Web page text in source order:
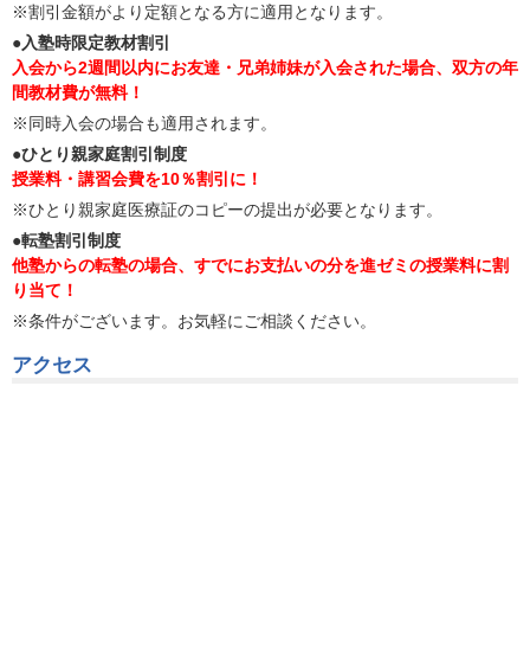
※割引金額がより定額となる方に適用となります。
●入塾時限定教材割引
入会から2週間以内にお友達・兄弟姉妹が入会された場合、双方の年
間教材費が無料！
※同時入会の場合も適用されます。
●ひとり親家庭割引制度
授業料・講習会費を10％割引に！
※ひとり親家庭医療証のコピーの提出が必要となります。
●転塾割引制度
他塾からの転塾の場合、すでにお支払いの分を進ゼミの授業料に割
り当て！
※条件がございます。お気軽にご相談ください。
アクセス